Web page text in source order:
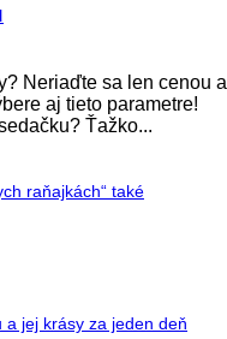
Neriaďte sa len cenou a
aj tieto parametre!
Ťažko...
raňajkách“ také
jej krásy za jeden deň